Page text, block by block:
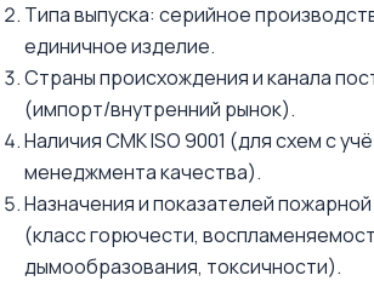
Типа выпуска: серийное
единичное изделие.
Страны происхождения и канала
(импорт/внутренний рынок).
Наличия СМК ISO 9001 (для схем с
менеджмента качества).
Назначения и показателей
(класс горючести,
дымообразования, токсичности).